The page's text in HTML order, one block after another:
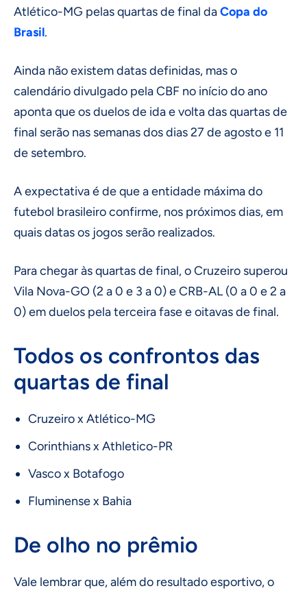
Atlético-MG pelas quartas de final daCopa do
Brasil.
Ainda não existem datas definidas, mas o
calendário divulgado pela CBF no início do ano
aponta que os duelos de ida e volta das quartas de
final serão nas semanas dos dias 27 de agosto e 11
de setembro.
A expectativa é de que a entidade máxima do
futebol brasileiro confirme, nos próximos dias, em
quais datas os jogos serão realizados.
Para chegar às quartas de final, o Cruzeiro superou
Vila Nova-GO (2 a 0 e 3 a 0) e CRB-AL (0 a 0 e 2 a
0) em duelos pela terceira fase e oitavas de final.
Todos os confrontos das
quartas de final
Cruzeiro x Atlético-MG
Corinthians x Athletico-PR
Vasco x Botafogo
Fluminense x Bahia
De olho no prêmio
Vale lembrar que, além do resultado esportivo, o